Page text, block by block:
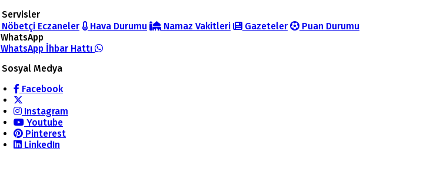
Servisler
Nöbetçi Eczaneler
Hava Durumu Namaz Vakitleri Gazeteler
Puan Durumu
WhatsApp
WhatsApp İhbar Hattı
Sosyal Medya
Facebook
Instagram
Youtube
Pinterest
LinkedIn